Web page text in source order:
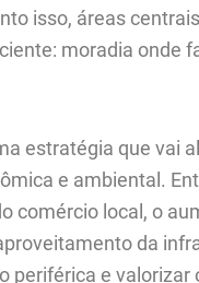
isso, áreas
moradia onde
estratégia que vai
e ambiental.
comércio local, o
da
periférica e valorizar